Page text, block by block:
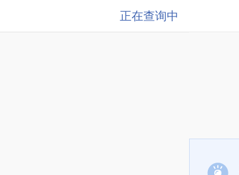
正在查询中